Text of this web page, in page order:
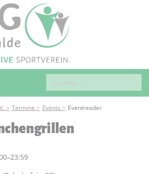
Termine Events Eventreader